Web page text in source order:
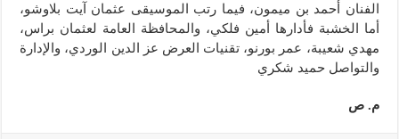
الفنان أحمد بن ميمون، فيما رتب الموسيقى عثمان آيت بلاوشو،
أما الخشبة فأدارها أمين فلكي، والمحافظة العامة لعثمان براس،
مهدي شعيبة، عمر بورنو، تقنيات العرض عز الدين الوردي، والإدارة
والتواصل حميد شكري
م. ص